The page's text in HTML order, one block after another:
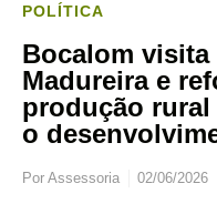
POLÍTICA
Bocalom visita
Madureira e
produção
o
Por Assessoria 02/06/2026